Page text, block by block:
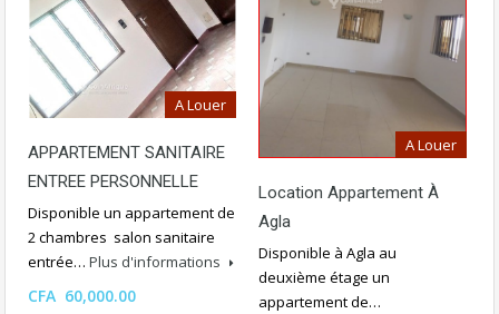
A Louer
APPARTEMENT SANITAIRE
ENTREE PERSONNELLE
Disponible un appartement de
2 chambres salon sanitaire
entrée… Plus d'informations
CFA 60,000.00
A Louer
Location Appartement À
Agla
Disponible à Agla au
deuxième étage un
appartement de…